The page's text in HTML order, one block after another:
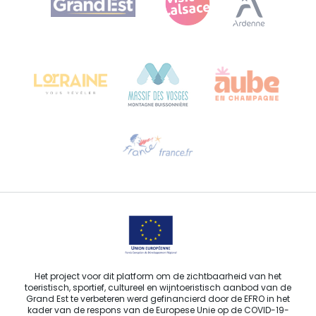
Bureau de Colmar (hoofdkantoor)
Stuur ons een e-mail
Het project voor dit platform om de zichtbaarheid van het
toeristisch, sportief, cultureel en wijntoeristisch aanbod van de
Grand Est te verbeteren werd gefinancierd door de EFRO in het
kader van de respons van de Europese Unie op de COVID-19-